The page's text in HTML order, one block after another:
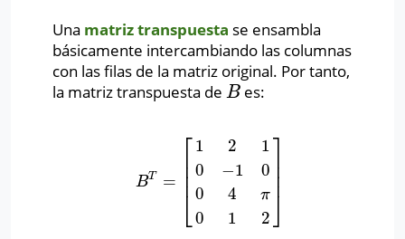
Una matriz transpuesta se ensambla
básicamente intercambiando las columnas
con las filas de la matriz original. Por tanto,
la matriz transpuesta de B
B es:
BT =
⎡
⎣
⎢⎢⎢
1
0
0
0
2
−1
4
1
1
0
π
2
⎤
⎦
⎥⎥⎥
BT= [12 1 − 4π 2